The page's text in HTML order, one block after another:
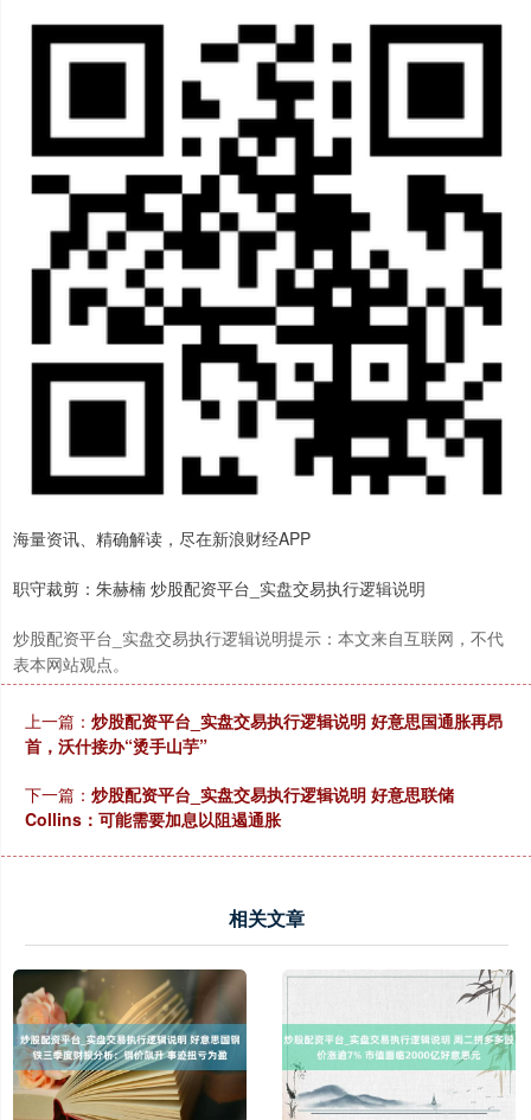
海量资讯、精确解读，尽在新浪财经APP
职守裁剪：朱赫楠 炒股配资平台_实盘交易执行逻辑说明
炒股配资平台_实盘交易执行逻辑说明提示：本文来自互联网，不代
表本网站观点。
上一篇： 炒股配资平台_实盘交易执行逻辑说明 好意思国通胀再昂
首，沃什接办“烫手山芋”
下一篇： 炒股配资平台_实盘交易执行逻辑说明 好意思联储
Collins：可能需要加息以阻遏通胀
相关文章